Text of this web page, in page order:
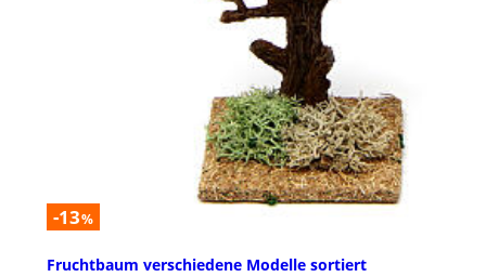
-13%
Fruchtbaum verschiedene Modelle sortiert